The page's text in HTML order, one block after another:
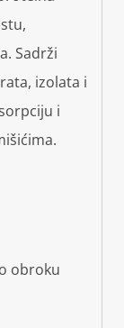
Sadrži
izolata i
i
obroku